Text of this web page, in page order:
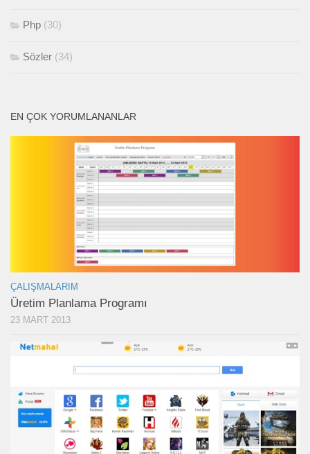
Php (30)
Sözler (34)
EN ÇOK YORUMLANANLAR
ÇALIŞMALARIM
Üretim Planlama Programı
23 MART 2013